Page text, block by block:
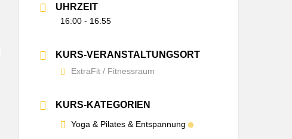
UHRZEIT
16:00 - 16:55
KURS-VERANSTALTUNGSORT
ExtraFit / Fitnessraum
KURS-KATEGORIEN
Yoga & Pilates & Entspannung